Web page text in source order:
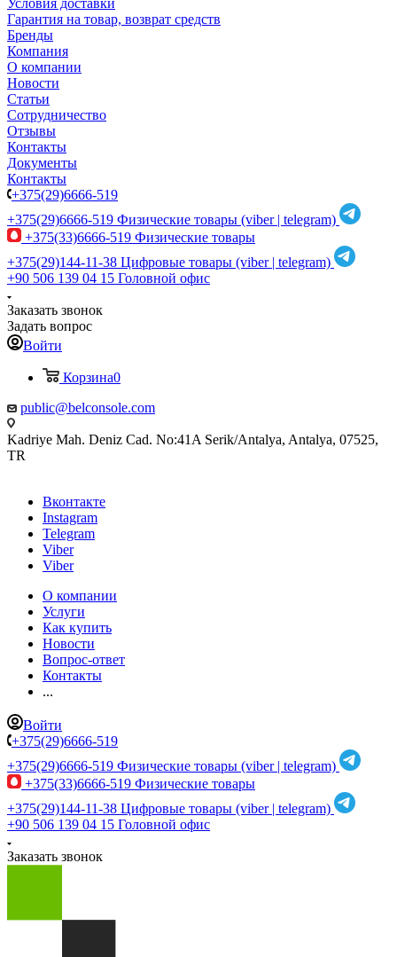
Условия доставки
Гарантия на товар, возврат средств
Бренды
Компания
О компании
Новости
Статьи
Сотрудничество
Отзывы
Контакты
Документы
Контакты
+375(29)6666-519
+375(29)6666-519 Физические товары (viber | telegram)
+375(33)6666-519 Физические товары
+375(29)144-11-38 Цифровые товары (viber | telegram)
+90 506 139 04 15 Головной офис
Заказать звонок
Задать вопрос
Войти
Корзина0
public@belconsole.com
Kadriye Mah. Deniz Cad. No:41A Serik/Antalya, Antalya, 07525,
TR
Вконтакте
Instagram
Telegram
Viber
Viber
О компании
Услуги
Как купить
Новости
Вопрос-ответ
Контакты
...
Войти
+375(29)6666-519
+375(29)6666-519 Физические товары (viber | telegram)
+375(33)6666-519 Физические товары
+375(29)144-11-38 Цифровые товары (viber | telegram)
+90 506 139 04 15 Головной офис
Заказать звонок